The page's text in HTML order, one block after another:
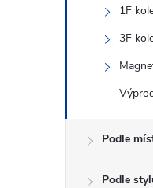
1F
3F
Podle
Podle